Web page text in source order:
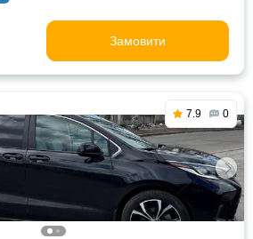
Замовити
7.9 0